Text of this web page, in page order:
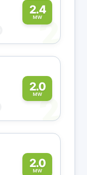
2.4
MW2
2.0
MW2
2.0
MW